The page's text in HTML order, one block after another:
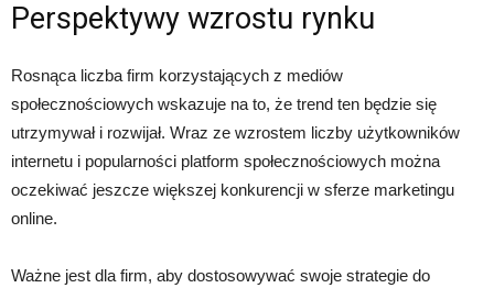
Perspektywy wzrostu rynku
Rosnąca liczba firm korzystających z mediów
społecznościowych wskazuje na to, że trend ten będzie się
utrzymywał i rozwijał. Wraz ze wzrostem liczby użytkowników
internetu i popularności platform społecznościowych można
oczekiwać jeszcze większej konkurencji w sferze marketingu
online.
Ważne jest dla firm, aby dostosowywać swoje strategie do